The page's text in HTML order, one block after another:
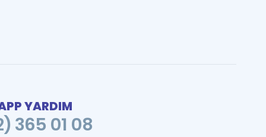
YARDIM
365 01 08